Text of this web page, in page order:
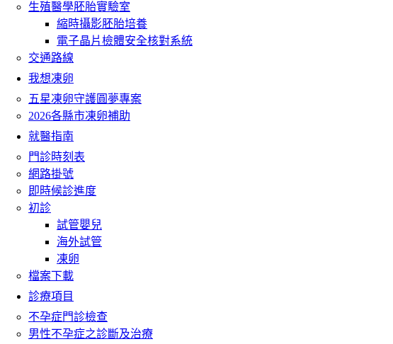
生殖醫學胚胎實驗室
縮時攝影胚胎培養
電子晶片檢體安全核對系統
交通路線
我想凍卵
五星凍卵守護圓夢專案
2026各縣市凍卵補助
就醫指南
門診時刻表
網路掛號
即時候診進度
初診
試管嬰兒
海外試管
凍卵
檔案下載
診療項目
不孕症門診檢查
男性不孕症之診斷及治療